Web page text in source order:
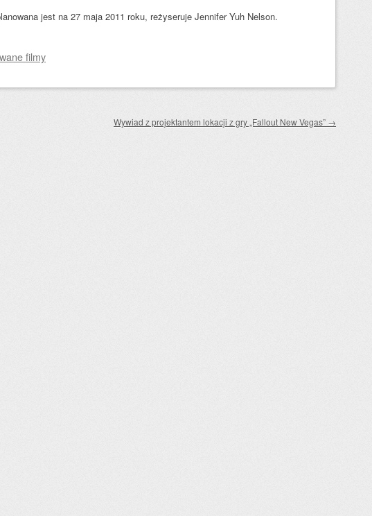
jest na 27 maja 2011 roku, reżyseruje Jennifer Yuh Nelson.
filmy
Wywiad z projektantem lokacji z gry „Fallout New Vegas” →